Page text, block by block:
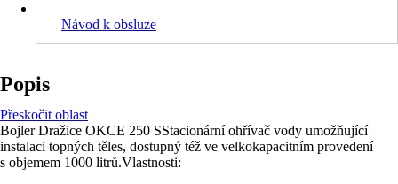
Návod k obsluze
Popis
Přeskočit oblast
Bojler Dražice OKCE 250 SStacionární ohřívač vody umožňující
instalaci topných těles, dostupný též ve velkokapacitním provedení
s objemem 1000 litrů.Vlastnosti: